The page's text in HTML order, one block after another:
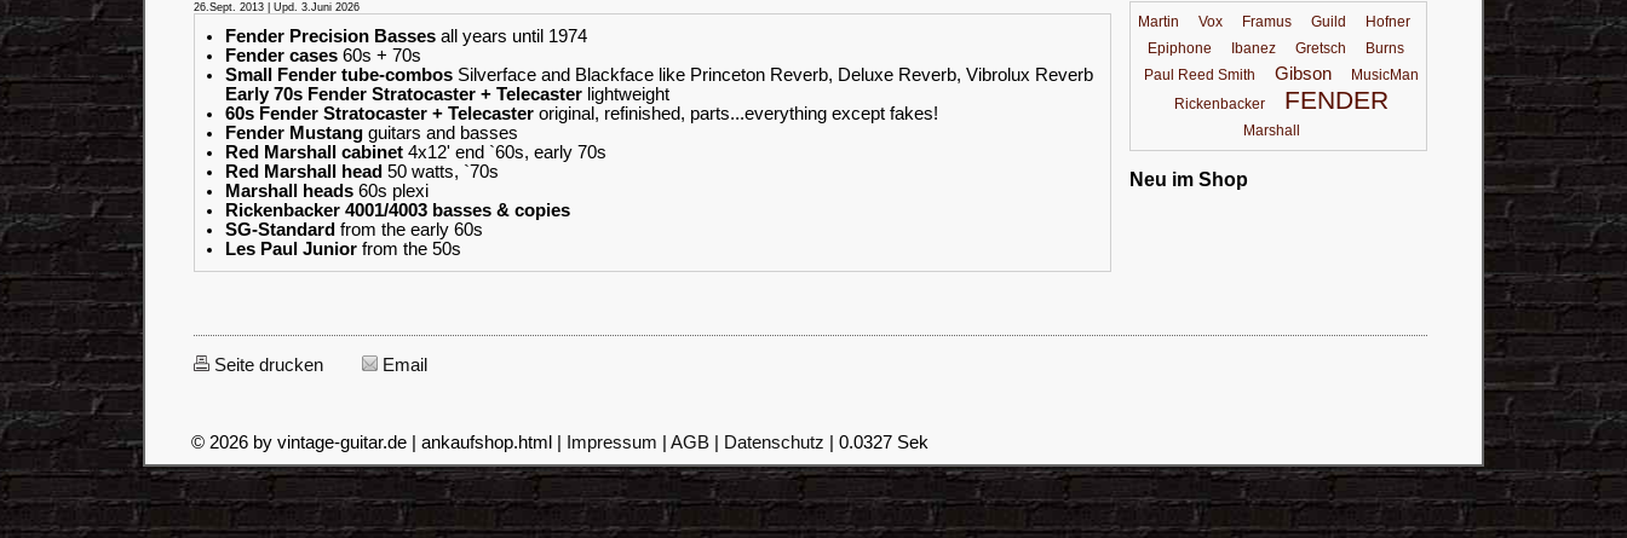
26.Sept. 2013 | Upd. 3.Juni 2026
Fender Precision Basses all years until 1974
Fender cases 60s + 70s
Small Fender tube-combos Silverface and Blackface like Princeton Reverb, Deluxe Reverb, Vibrolux Reverb
Early 70s Fender Stratocaster + Telecaster lightweight
60s Fender Stratocaster + Telecaster original, refinished, parts...everything except fakes!
Fender Mustang guitars and basses
Red Marshall cabinet 4x12' end `60s, early 70s
Red Marshall head 50 watts, `70s
Marshall heads 60s plexi
Rickenbacker 4001/4003 basses & copies
SG-Standard from the early 60s
Les Paul Junior from the 50s
Martin Vox Framus Guild
Hofner
Epiphone
Ibanez Gretsch
Burns
Paul Reed Smith
Gibson
MusicMan
Rickenbacker
FENDER
Marshall
Neu im Shop
Seite drucken Email
© 2026 by vintage-guitar.de | ankaufshop.html | Impressum AGB Datenschutz | 0.0327 Sek